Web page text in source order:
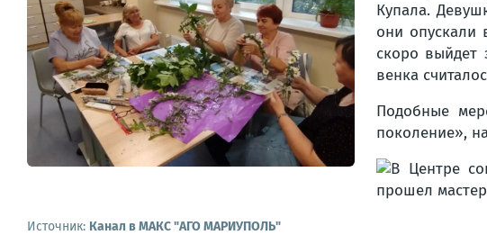
Купала.
они опускали
скоро выйдет
венка
Подобные
поколение»,
Источник: Канал в МАКС "АГО МАРИУПОЛЬ"